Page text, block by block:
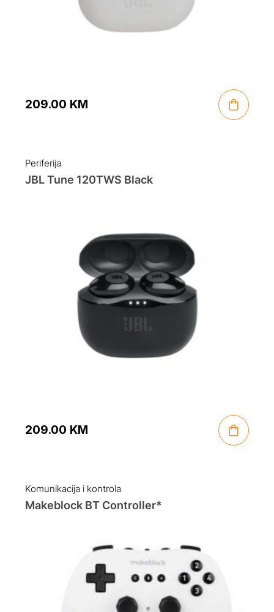
209.00 KM
Periferija
JBL Tune 120TWS Black
209.00 KM
Komunikacija i kontrola
Makeblock BT Controller*